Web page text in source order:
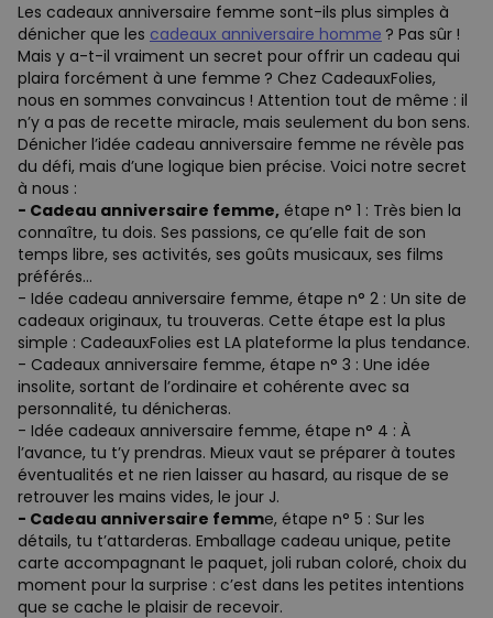
Les cadeaux anniversaire femme sont-ils plus simples à
dénicher que les cadeaux anniversaire homme ? Pas sûr !
Mais y a-t-il vraiment un secret pour offrir un cadeau qui
plaira forcément à une femme ? Chez CadeauxFolies,
nous en sommes convaincus ! Attention tout de même : il
n’y a pas de recette miracle, mais seulement du bon sens.
Dénicher l’idée cadeau anniversaire femme ne révèle pas
du défi, mais d’une logique bien précise. Voici notre secret
à nous :
- Cadeau anniversaire femme, étape n° 1 : Très bien la
connaître, tu dois. Ses passions, ce qu’elle fait de son
temps libre, ses activités, ses goûts musicaux, ses films
préférés…
- Idée cadeau anniversaire femme, étape n° 2 : Un site de
cadeaux originaux, tu trouveras. Cette étape est la plus
simple : CadeauxFolies est LA plateforme la plus tendance.
- Cadeaux anniversaire femme, étape n° 3 : Une idée
insolite, sortant de l’ordinaire et cohérente avec sa
personnalité, tu dénicheras.
- Idée cadeaux anniversaire femme, étape n° 4 : À
l’avance, tu t’y prendras. Mieux vaut se préparer à toutes
éventualités et ne rien laisser au hasard, au risque de se
retrouver les mains vides, le jour J.
- Cadeau anniversaire femme, étape n° 5 : Sur les
détails, tu t’attarderas. Emballage cadeau unique, petite
carte accompagnant le paquet, joli ruban coloré, choix du
moment pour la surprise : c’est dans les petites intentions
que se cache le plaisir de recevoir.